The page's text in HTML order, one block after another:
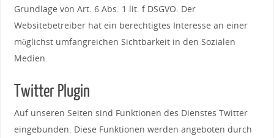
Grundlage von Art. 6 Abs. 1 lit. f DSGVO. Der
Websitebetreiber hat ein berechtigtes Interesse an einer
möglichst umfangreichen Sichtbarkeit in den Sozialen
Medien.
Twitter Plugin
Auf unseren Seiten sind Funktionen des Dienstes Twitter
eingebunden. Diese Funktionen werden angeboten durch